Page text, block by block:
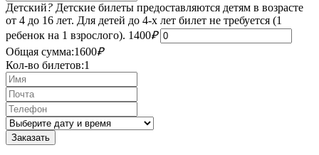
Детский? Детские билеты предоставляются детям в возрасте
от 4 до 16 лет. Для детей до 4-х лет билет не требуется (1
ребенок на 1 взрослого). 1400₽
Общая сумма:1600₽
Кол-во билетов:1